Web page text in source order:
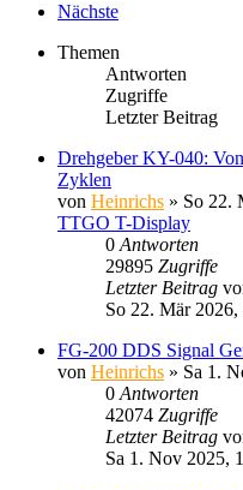
Nächste
Themen
Antworten
Zugriffe
Letzter Beitrag
Drehgeber KY-040:
Zyklen
von Heinrichs » So 22.
TTGO T-Display
0 Antworten
29895 Zugriffe
Letzter Beitrag
So 22. Mär 2026,
FG-200 DDS Signal
von Heinrichs » Sa 1.
0 Antworten
42074 Zugriffe
Letzter Beitrag
Sa 1. Nov 2025,